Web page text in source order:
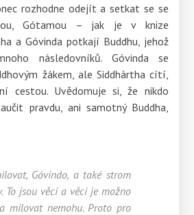
rozhodne odejít a setkat se se
Gótamou – jak je v knize
a Góvinda potkají Buddhu, jehož
následovníků. Góvinda se
žákem, ale Siddhártha cítí,
cestou. Uvědomuje si, že nikdo
pravdu, ani samotný Buddha,
Góvindo, a také strom
To jsou věci a věci je možno
milovat nemohu. Proto pro